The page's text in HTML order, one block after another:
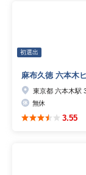
初選出
麻布久徳 六本木
東京都 六本木駅
無休
3.55